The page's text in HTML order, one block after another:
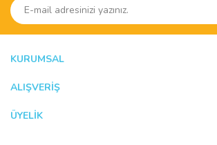
Ürün açıklamasında eksik bilgiler bulunuyor.
Ürün bilgilerinde hatalar bulunuyor.
KURUMSAL
ALIŞVERİŞ
ÜYELİK